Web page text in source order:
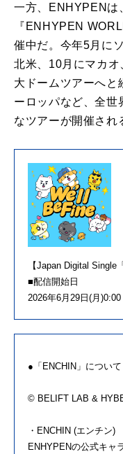
一方、ENHYPENは
『ENHYPEN
催中だ。今年5月に
北米、10月にマカ
大ドームツアーへと
ーロッパなど、全世
なツアーが開催され
【Japan Digital Single
■配信開始日
2026年6月29日(月)0:00
●「ENCHIN」について
© BELIFT LAB &
・ENCHIN (エンチン)
ENHYPENの公式キャ